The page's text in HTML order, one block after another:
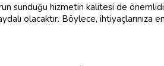
sunduğu hizmetin kalitesi de
olacaktır. Böylece, ihtiyaçlarınıza